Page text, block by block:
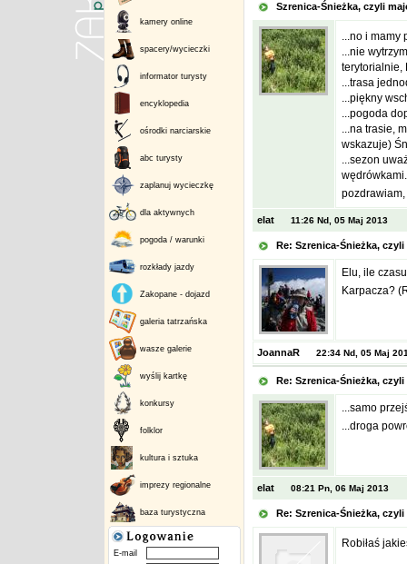
kamery online
spacery/wycieczki
informator turysty
encyklopedia
ośrodki narciarskie
abc turysty
zaplanuj wycieczkę
dla aktywnych
pogoda / warunki
rozkłady jazdy
Zakopane - dojazd
galeria tatrzańska
wasze galerie
wyślij kartkę
konkursy
folklor
kultura i sztuka
imprezy regionalne
baza turystyczna
E-mail
Szrenica-Śnieżka, czyli
...no i mamy
...nie
terytorialnie,
...trasa
...piękny
...pogoda
...na trasie,
wskazuje)
...sezon
elat 11:26 Nd, 05 Maj 2013
Re: Szrenica-Śnieżka,
Elu, ile
Karpacza?
JoannaR 22:34 Nd, 05 Maj
Re: Szrenica-Śnieżka,
...samo
...droga
elat 08:21 Pn, 06 Maj 2013
Re: Szrenica-Śnieżka,
Robiłaś